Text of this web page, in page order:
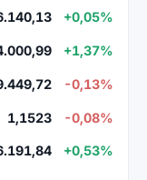
+0,05%
+1,37%
-0,13%
1,1523 -0,08%
+0,53%